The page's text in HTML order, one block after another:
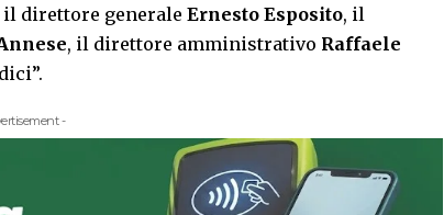
direttore generale Ernesto Esposito, il
, il direttore amministrativo Raffaele
-